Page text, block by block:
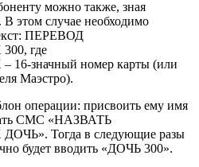
можно также, зная
этом случае необходимо
ПЕРЕВОД
где
значный номер карты (или
Маэстро).
операции: присвоить ему имя
СМС «НАЗВАТЬ
Тогда в следующие разы
будет вводить «ДОЧЬ 300».